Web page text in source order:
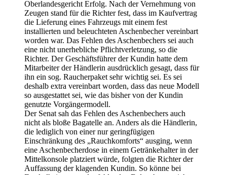
Oberlandesgericht Erfolg. Nach der Vernehmung von
Zeugen stand für die Richter fest, dass im Kaufvertrag
die Lieferung eines Fahrzeugs mit einem fest
installierten und beleuchteten Aschenbecher vereinbart
worden war. Das Fehlen des Aschenbechers sei auch
eine nicht unerhebliche Pflichtverletzung, so die
Richter. Der Geschäftsführer der Kundin hatte dem
Mitarbeiter der Händlerin ausdrücklich gesagt, dass für
ihn ein sog. Raucherpaket sehr wichtig sei. Es sei
deshalb extra vereinbart worden, dass das neue Modell
so ausgestattet sei, wie das bisher von der Kundin
genutzte Vorgängermodell.
Der Senat sah das Fehlen des Aschenbechers auch
nicht als bloße Bagatelle an. Anders als die Händlerin,
die lediglich von einer nur geringfügigen
Einschränkung des „Rauchkomforts“ ausging, wenn
eine Aschenbecherdose in einem Getränkehalter in der
Mittelkonsole platziert würde, folgten die Richter der
Auffassung der klagenden Kundin. So könne bei